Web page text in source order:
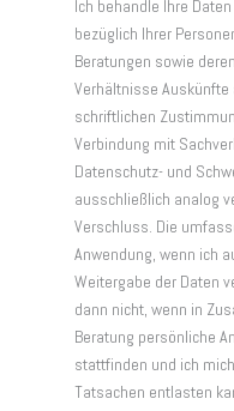
Ich behandle Ihre
bezüglich Ihrer
Beratungen sowie
Verhältnisse
schriftlichen
Verbindung mit
Datenschutz- und
ausschließlich analog
Verschluss. Die
Anwendung, wenn ich
Weitergabe der Daten
dann nicht, wenn in
Beratung persönliche
stattfinden und ich
Tatsachen entlasten